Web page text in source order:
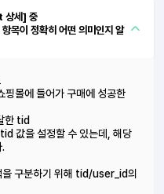
세] 중
정확히 어떤 의미인지 알
핑몰에 들어가 구매에 성공한
한 tid
값을 설정할 수 있는데, 해당
을 구분하기 위해 tid/user_id의